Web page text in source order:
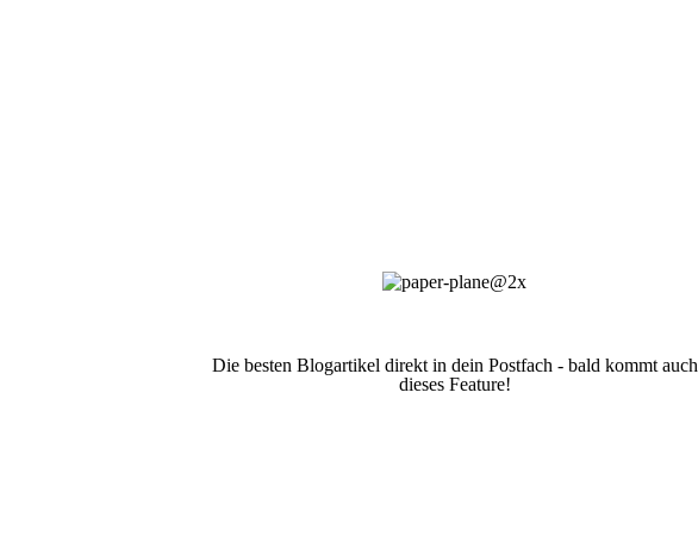
Die besten Blogartikel direkt in dein Postfach - bald kommt auch
dieses Feature!